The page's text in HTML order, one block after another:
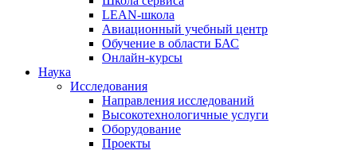
LEAN-школа
Авиационный учебный центр
Обучение в области БАС
Онлайн-курсы
Наука
Исследования
Направления исследований
Высокотехнологичные услуги
Оборудование
Проекты